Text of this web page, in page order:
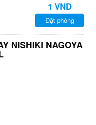
1 VND
Đặt phòng
NISHIKI NAGOYA